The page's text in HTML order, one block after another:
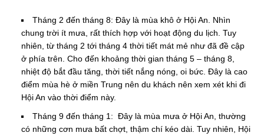
Tháng 2 đến tháng 8: Đây là mùa khô ở Hội An. Nhìn
chung trời ít mưa, rất thích hợp với hoạt động du lịch. Tuy
nhiên, từ tháng 2 tới tháng 4 thời tiết mát mẻ như đã đề cập
ở phía trên. Cho đến khoảng thời gian tháng 5 – tháng 8,
nhiệt độ bắt đầu tăng, thời tiết nắng nóng, oi bức. Đây là cao
điểm mùa hè ở miền Trung nên du khách nên xem xét khi đi
Hội An vào thời điểm này.
Tháng 9 đến tháng 1: Đây là mùa mưa ở Hội An, thường
có những cơn mưa bất chợt, thậm chí kéo dài. Tuy nhiên, Hội